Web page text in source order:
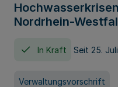
Nordrhein-
In Kraft Seit 25.
Verwaltungsvorschrift